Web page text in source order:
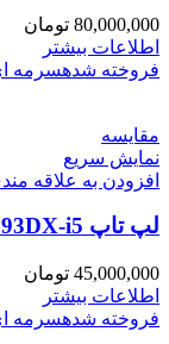
80,000,000 تومان
اطلاعات بیشتر
فروخته شدهسرمه
مقايسه
نمایش سریع
افزودن به علاقه
لپ تاپ HP Victus 15 FA1093DX-i5
45,000,000 تومان
اطلاعات بیشتر
فروخته شدهسرمه